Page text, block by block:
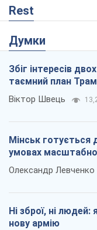
Rest
Думки
Збіг інтересів
таємний план
Віктор Швець
Мінськ готується
умовах
Олександр Левченко
Ні зброї, ні
нову армію